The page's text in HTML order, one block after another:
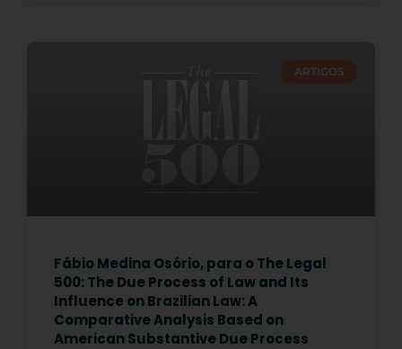
ARTIGOS
Fábio Medina Osório, para o The Legal
500: The Due Process of Law and Its
Influence on Brazilian Law: A
Comparative Analysis Based on
American Substantive Due Process